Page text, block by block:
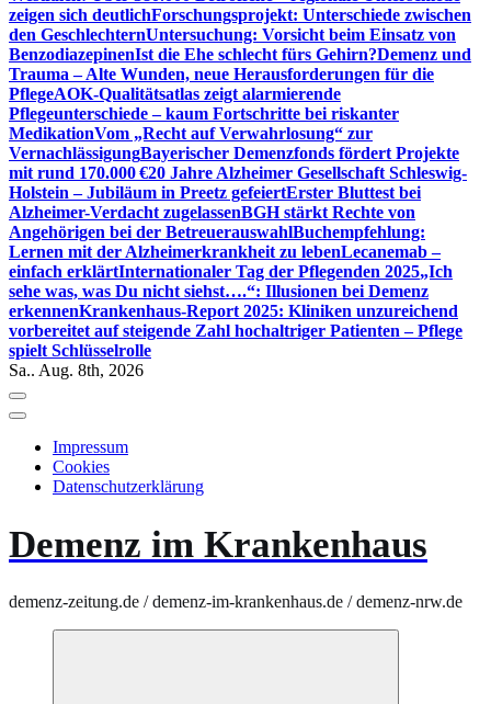
zeigen sich deutlichForschungsprojekt: Unterschiede zwischen
den GeschlechternUntersuchung: Vorsicht beim Einsatz von
BenzodiazepinenIst die Ehe schlecht fürs Gehirn?Demenz und
Trauma – Alte Wunden, neue Herausforderungen für die
PflegeAOK-Qualitätsatlas zeigt alarmierende
Pflegeunterschiede – kaum Fortschritte bei riskanter
MedikationVom „Recht auf Verwahrlosung“ zur
VernachlässigungBayerischer Demenzfonds fördert Projekte
mit rund 170.000 €20 Jahre Alzheimer Gesellschaft Schleswig-
Holstein – Jubiläum in Preetz gefeiertErster Bluttest bei
Alzheimer-Verdacht zugelassenBGH stärkt Rechte von
Angehörigen bei der BetreuerauswahlBuchempfehlung:
Lernen mit der Alzheimerkrankheit zu lebenLecanemab –
einfach erklärtInternationaler Tag der Pflegenden 2025„Ich
sehe was, was Du nicht siehst….“: Illusionen bei Demenz
erkennenKrankenhaus-Report 2025: Kliniken unzureichend
vorbereitet auf steigende Zahl hochaltriger Patienten – Pflege
spielt Schlüsselrolle
Sa.. Aug. 8th, 2026
Impressum
Cookies
Datenschutzerklärung
Demenz im Krankenhaus
demenz-zeitung.de / demenz-im-krankenhaus.de / demenz-nrw.de